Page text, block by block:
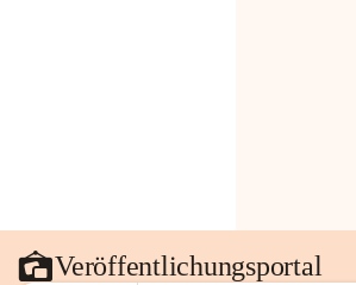
Veröffentlichungsportal